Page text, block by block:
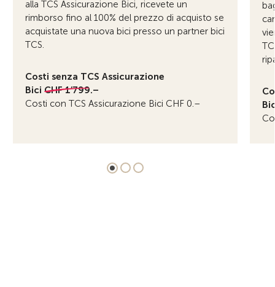
alla TCS Assicurazione Bici, ricevete un
rimborso fino al 100% del prezzo di acquisto se
acquistate una nuova bici presso un partner bici
TCS.
Costi senza TCS Assicurazione
Bici CHF 1’799.–
Costi con TCS Assicurazione Bici CHF 0.–